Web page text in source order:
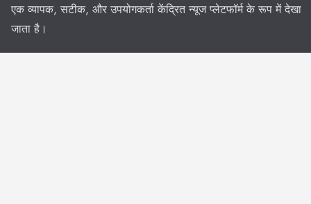
एक व्यापक, सटीक, और उपयोगकर्ता केंद्रित न्यूज प्लेटफॉर्म के रूप में देखा
जाता है।